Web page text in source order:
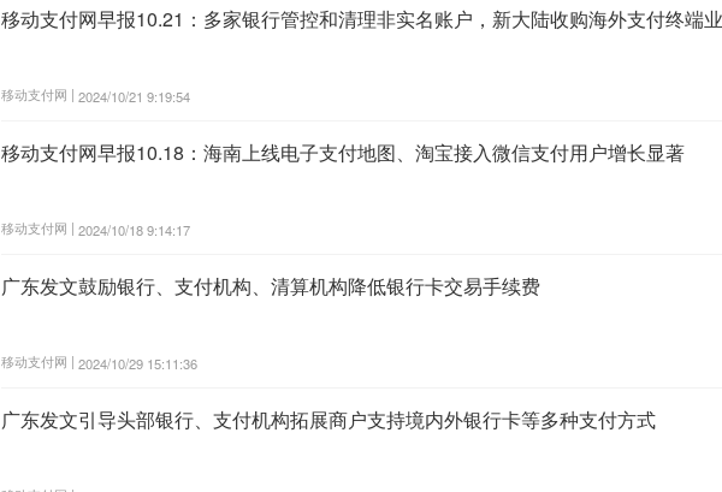
移动支付网早报10.21：多家银行管控和清理非实名账户，新大陆收购海外支付终端
移动支付网 | 2024/10/21 9:19:54
移动支付网早报10.18：海南上线电子支付地图、淘宝接入微信支付用户增长显著
移动支付网 | 2024/10/18 9:14:17
广东发文鼓励银行、支付机构、清算机构降低银行卡交易手续费
移动支付网 | 2024/10/29 15:11:36
广东发文引导头部银行、支付机构拓展商户支持境内外银行卡等多种支付方式